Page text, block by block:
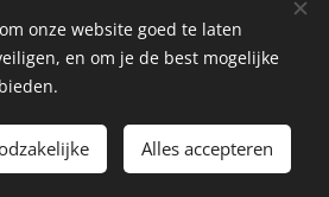
door Webnode Cookies
onze website goed te laten
en om je de best mogelijke
Alles accepteren